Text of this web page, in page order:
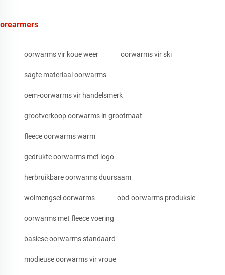
orearmers
oorwarms vir koue weer oorwarms vir ski
sagte materiaal oorwarms
oem-oorwarms vir handelsmerk
grootverkoop oorwarms in grootmaat
fleece oorwarms warm
gedrukte oorwarms met logo
herbruikbare oorwarms duursaam
wolmengsel oorwarms obd-oorwarms produksie
oorwarms met fleece voering
basiese oorwarms standaard
modieuse oorwarms vir vroue